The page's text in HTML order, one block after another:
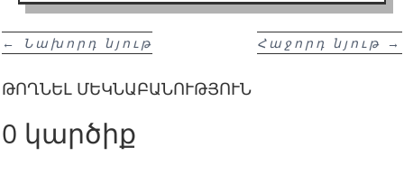
← Նախորդ նյութ Հաջորդ նյութ →
ԹՈՂՆԵԼ ՄԵԿՆԱԲԱՆՈՒԹՅՈՒՆ
0 կարծիք